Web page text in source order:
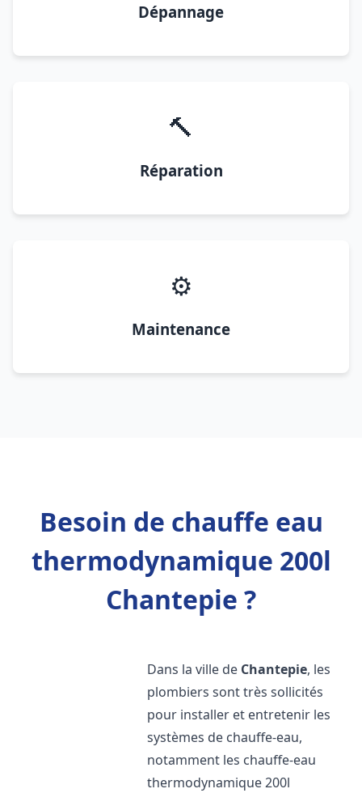
Dépannage
🔨
Réparation
⚙️
Maintenance
Besoin de chauffe eau
thermodynamique 200l
Chantepie ?
Dans la ville de Chantepie, les
plombiers sont très sollicités
pour installer et entretenir les
systèmes de chauffe-eau,
notamment les chauffe-eau
thermodynamique 200l